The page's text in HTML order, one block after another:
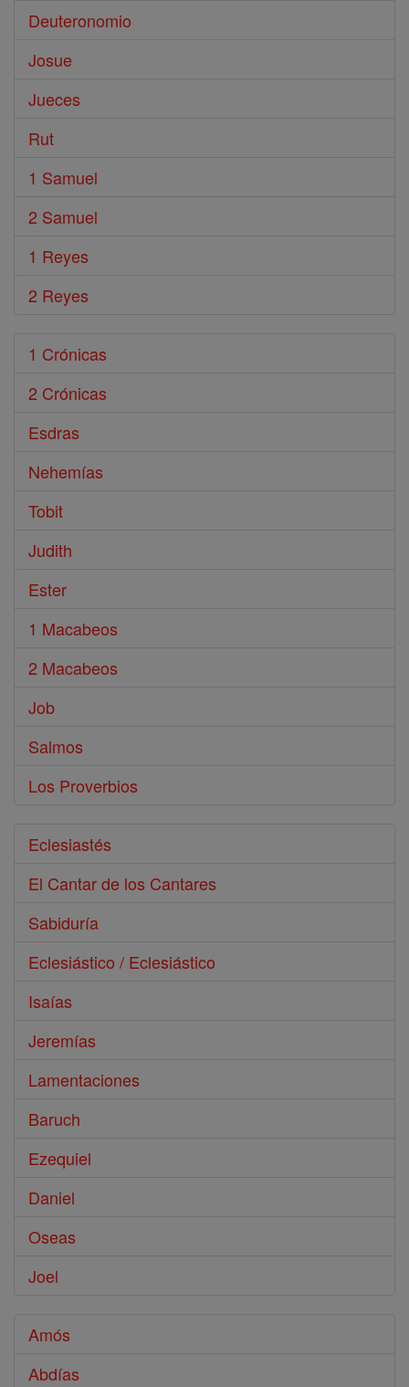
Deuteronomio
Josue
Jueces
Rut
1 Samuel
2 Samuel
1 Reyes
2 Reyes
1 Crónicas
2 Crónicas
Esdras
Nehemías
Tobit
Judith
Ester
1 Macabeos
2 Macabeos
Job
Salmos
Los Proverbios
Eclesiastés
El Cantar de los Cantares
Sabiduría
Eclesiástico / Eclesiástico
Isaías
Jeremías
Lamentaciones
Baruch
Ezequiel
Daniel
Oseas
Joel
Amós
Abdías